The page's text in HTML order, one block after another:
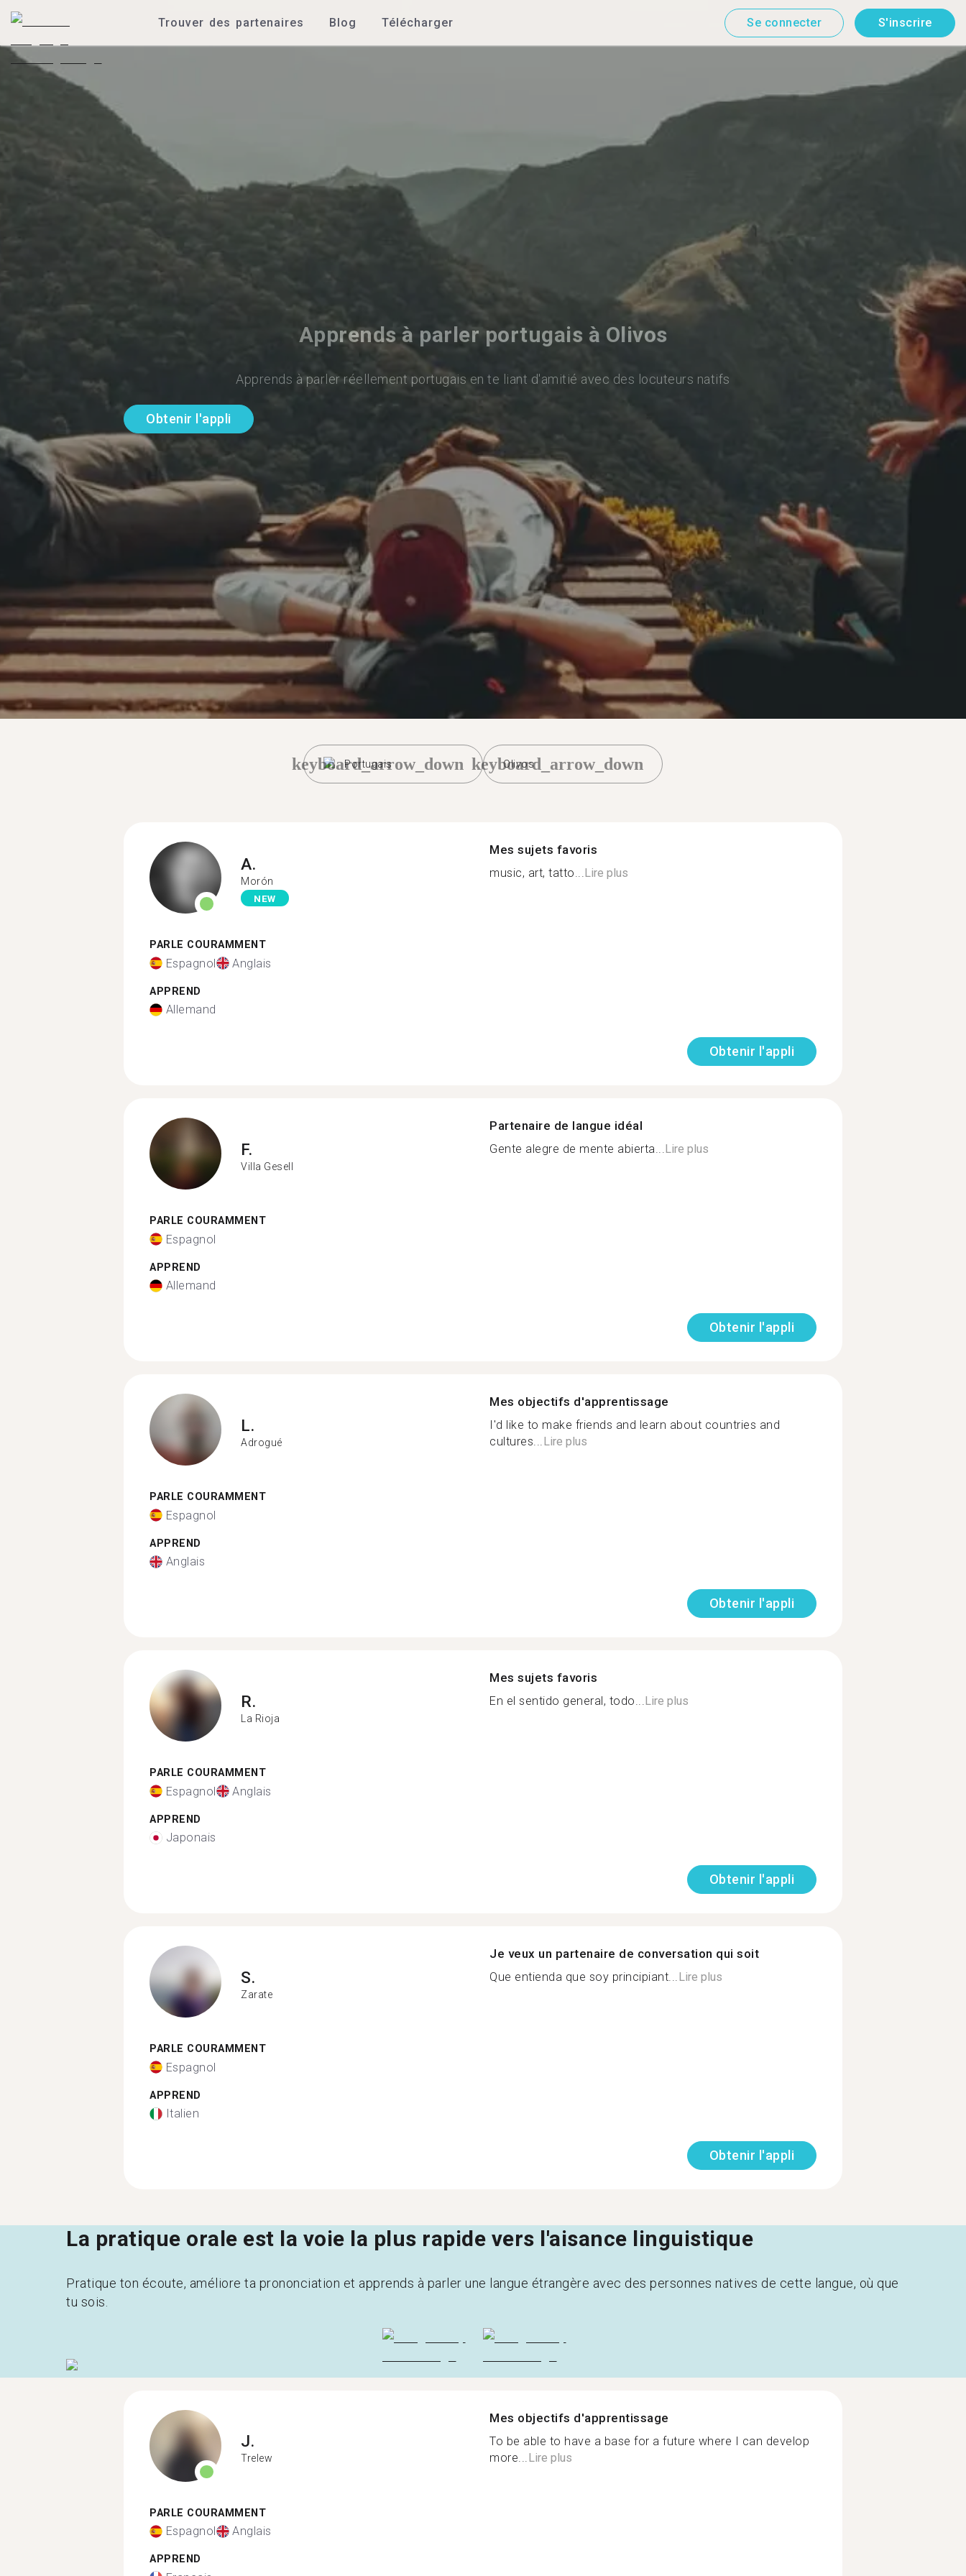
Trouver des partenaires Blog Télécharger Se connecter S'inscrire
Apprends à parler portugais à Olivos
Apprends à parler réellement portugais en te liant d'amitié avec des locuteurs natifs
Obtenir l'appli
Portugais
keyboard_arrow_down Olivos
keyboard_arrow_down
A.
Morón
NEW
PARLE COURAMMENT
Espagnol Anglais
APPREND
Allemand
Mes sujets favoris
music, art, tatto...Lire plus
Obtenir l'appli
F.
Villa Gesell
PARLE COURAMMENT
Espagnol
APPREND
Allemand
Partenaire de langue idéal
Gente alegre de mente abierta...Lire plus
Obtenir l'appli
L.
Adrogué
PARLE COURAMMENT
Espagnol
APPREND
Anglais
Mes objectifs d'apprentissage
I'd like to make friends and learn about countries and
cultures...Lire plus
Obtenir l'appli
R.
La Rioja
PARLE COURAMMENT
Espagnol Anglais
APPREND
Japonais
Mes sujets favoris
En el sentido general, todo...Lire plus
Obtenir l'appli
S.
Zarate
PARLE COURAMMENT
Espagnol
APPREND
Italien
Je veux un partenaire de conversation qui soit
Que entienda que soy principiant...Lire plus
Obtenir l'appli
La pratique orale est la voie la plus rapide vers l'aisance linguistique
Pratique ton écoute, améliore ta prononciation et apprends à parler une langue étrangère avec des personnes natives de cette langue, où que
tu sois.
J.
Trelew
PARLE COURAMMENT
Espagnol Anglais
APPREND
Mes objectifs d'apprentissage
To be able to have a base for a future where I can develop
more... Lire plus